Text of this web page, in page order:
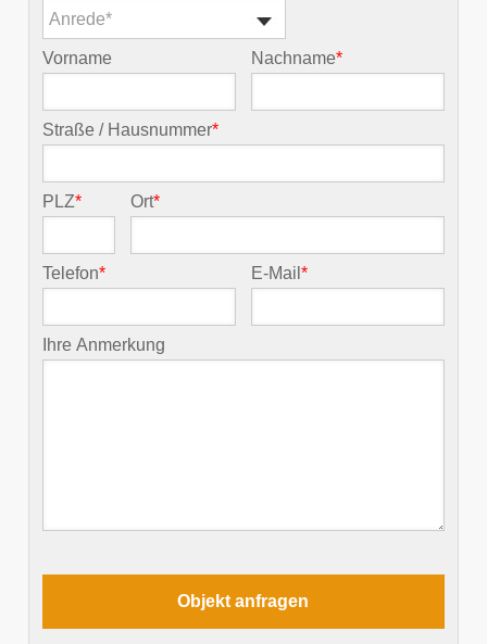
Anrede*
Vorname Nachname*
Straße / Hausnummer*
PLZ* Ort*
Telefon* E-Mail*
Ihre Anmerkung